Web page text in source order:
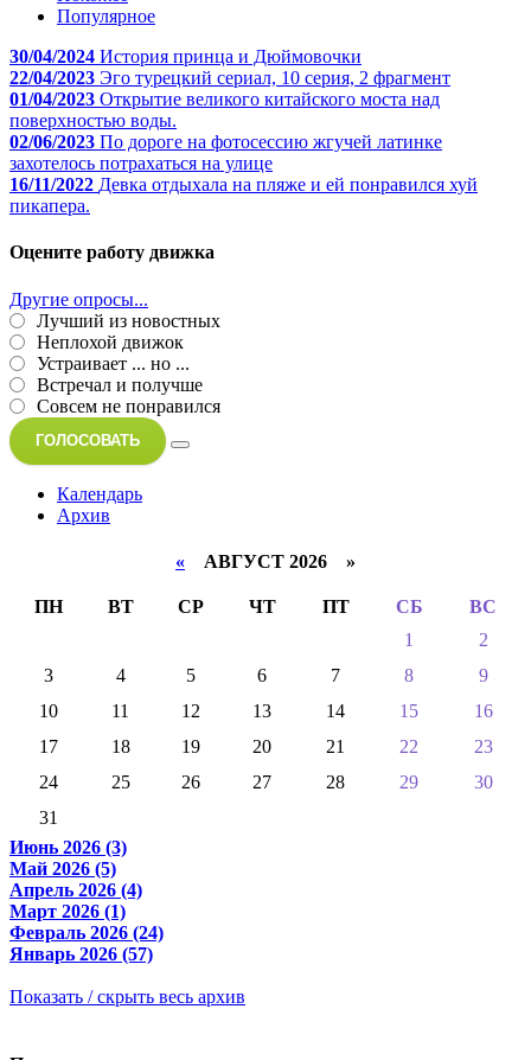
Популярное
30/04/2024 История принца и Дюймовочки
22/04/2023 Эго турецкий сериал, 10 серия, 2 фрагмент
01/04/2023 Открытие великого китайского моста над
поверхностью воды.
02/06/2023 По дороге на фотосессию жгучей латинке
захотелось потрахаться на улице
16/11/2022 Девка отдыхала на пляже и ей понравился хуй
пикапера.
Оцените работу движка
Другие опросы...
Лучший из новостных
Неплохой движок
Устраивает ... но ...
Встречал и получше
Совсем не понравился
ГОЛОСОВАТЬ
Календарь
Архив
« АВГУСТ 2026 »
ПН ВТ СР ЧТ ПТ СБ
ВС
1
2
3
4 5 6 7 8
9
10
11 12 13 14 15
16
17
18 19 20 21 22
23
24
25 26 27 28 29
30
31
Июнь 2026 (3)
Май 2026 (5)
Апрель 2026 (4)
Март 2026 (1)
Февраль 2026 (24)
Январь 2026 (57)
Показать / скрыть весь архив